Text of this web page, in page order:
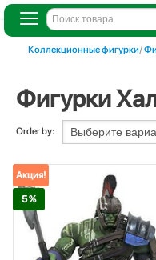
Коллекционные фигурки/
Фигурки
Order by:
Акция!
5 %